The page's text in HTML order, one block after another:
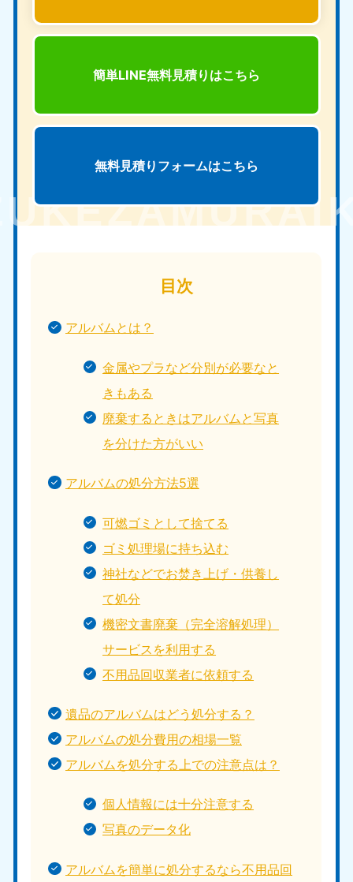
簡単LINE無料見積りはこちら
無料見積りフォームはこちら
目次
アルバムとは？
金属やプラなど分別が必要なと
きもある
廃棄するときはアルバムと写真
を分けた方がいい
アルバムの処分方法5選
可燃ゴミとして捨てる
ゴミ処理場に持ち込む
神社などでお焚き上げ・供養し
て処分
機密文書廃棄（完全溶解処理）
サービスを利用する
不用品回収業者に依頼する
遺品のアルバムはどう処分する？
アルバムの処分費用の相場一覧
アルバムを処分する上での注意点は？
個人情報には十分注意する
写真のデータ化
アルバムを簡単に処分するなら不用品回